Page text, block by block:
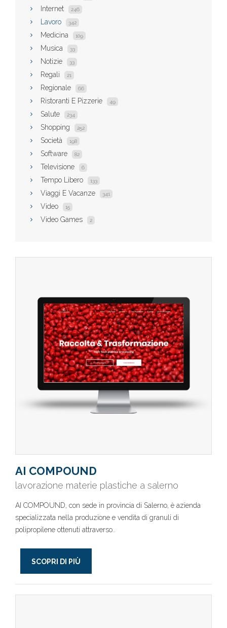
Internet 246
Lavoro 342
Medicina 109
Musica 33
Notizie 33
Regali 21
Regionale 66
Ristoranti E Pizzerie 49
Salute 234
Shopping 252
Società 198
Software 82
Televisione 6
Tempo Libero 133
Viaggi E Vacanze 341
Video 15
Video Games 2
AI COMPOUND
lavorazione materie plastiche a salerno
AI COMPOUND, con sede in provincia di Salerno, è azienda
specializzata nella produzione e vendita di granuli di
polipropilene ottenuti attraverso..
SCOPRI DI PIÙ